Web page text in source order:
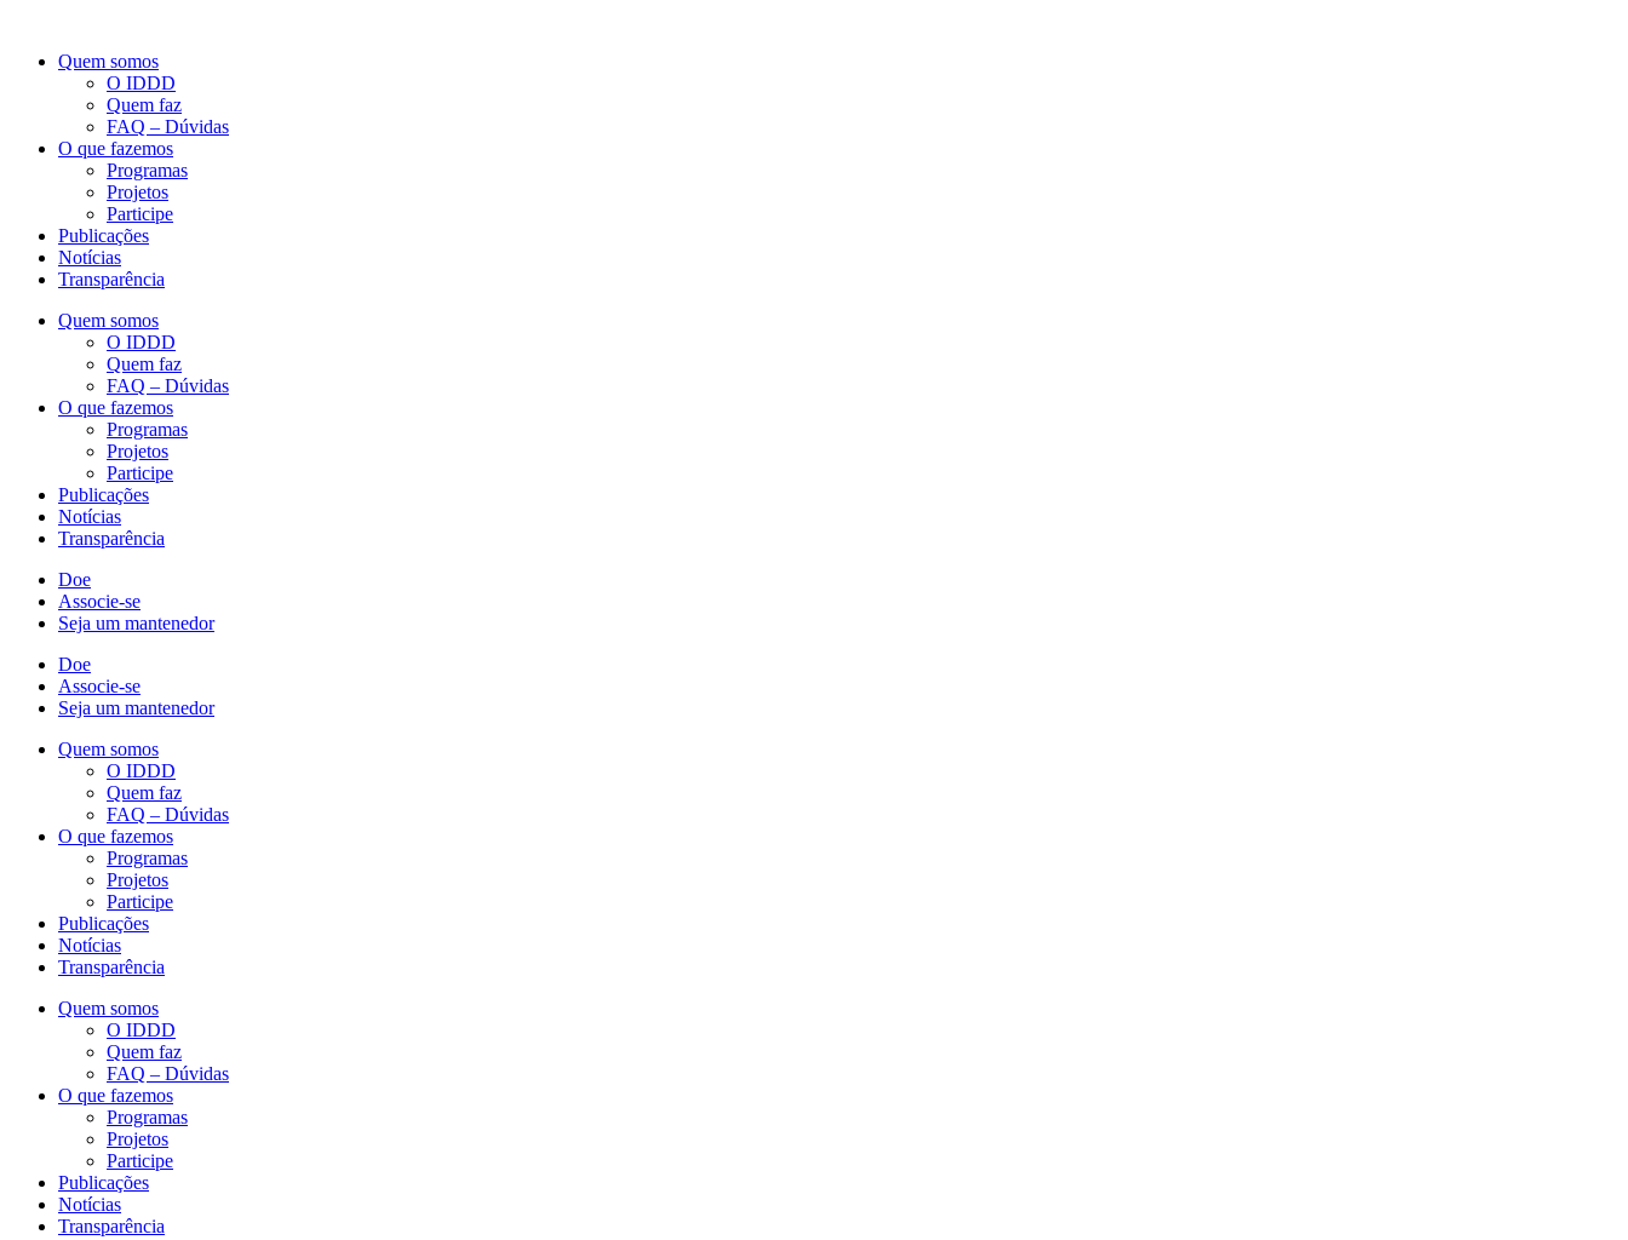
Quem somos
O IDDD
Quem faz
FAQ – Dúvidas
O que fazemos
Programas
Projetos
Participe
Publicações
Notícias
Transparência
Quem somos
O IDDD
Quem faz
FAQ – Dúvidas
O que fazemos
Programas
Projetos
Participe
Publicações
Notícias
Transparência
Doe
Associe-se
Seja um mantenedor
Doe
Associe-se
Seja um mantenedor
Quem somos
O IDDD
Quem faz
FAQ – Dúvidas
O que fazemos
Programas
Projetos
Participe
Publicações
Notícias
Transparência
Quem somos
O IDDD
Quem faz
FAQ – Dúvidas
O que fazemos
Programas
Projetos
Participe
Publicações
Notícias
Transparência